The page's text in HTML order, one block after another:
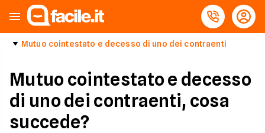
Mutuo cointestato e decesso di uno dei contraenti
Mutuo cointestato e decesso
di uno dei contraenti, cosa
succede?